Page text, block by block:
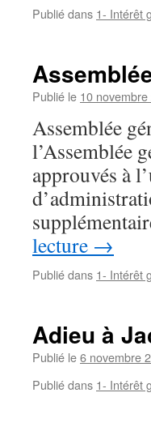
Publié dans 1- Intérêt
Publié le 10
Assemblée
l’Assemblée
approuvés à
lecture →
Publié dans 1- Intérêt
Adieu à
Publié le6 novembre
Publié dans 1- Intérêt